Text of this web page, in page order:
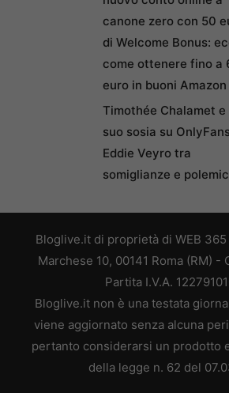
canone zero con 50
di Welcome Bonus:
come ottenere fino a
euro in buoni Amazon
Timothée Chalamet e
suo sosia su
Eddie Veyro tra
somiglianze e
Bloglive.it di proprietà di WEB 365
Marchese 10, 00141 Roma (RM) -
Partita I.V.A.
Bloglive.it non è una testata
viene aggiornato senza alcuna
pertanto considerarsi un prodotto
della legge n. 62 del